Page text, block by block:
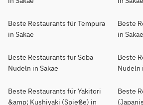
Beste Restaurants für Tempura
in Sakae
Beste
in Sakae
Beste Restaurants für Soba
Nudeln in Sakae
Beste
Nudeln
Beste Restaurants für Yakitori
&amp; Kushiyaki (Spieße) in
Beste